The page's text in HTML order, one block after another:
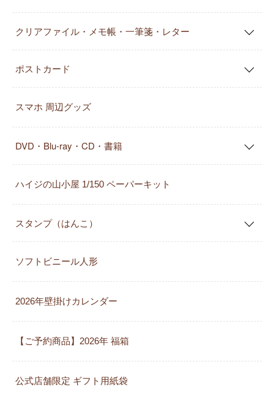
クリアファイル・メモ帳・一筆箋・レター
ポストカード
スマホ 周辺グッズ
DVD・Blu-ray・CD・書籍
ハイジの山小屋 1/150 ペーパーキット
スタンプ（はんこ）
ソフトビニール人形
2026年壁掛けカレンダー
【ご予約商品】2026年 福箱
公式店舗限定 ギフト用紙袋